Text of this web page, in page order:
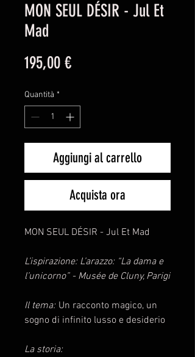
MON SEUL DÉSIR - Jul Et
Mad
195,00 €Prezzo
Quantità *
Aggiungi al carrello
Acquista ora
MON SEUL DÉSIR - Jul Et Mad
L’ispirazione: L’arazzo: “La dama e
l’unicorno” - Musée de Cluny, Parigi
Il tema: Un racconto magico, un
sogno di infinito lusso e desiderio
La storia: